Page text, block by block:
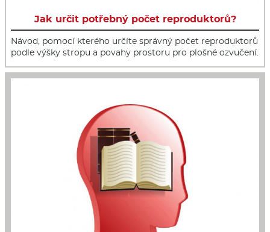
Jak určit potřebný počet reproduktorů?
Návod, pomocí kterého určíte správný počet reproduktorů
podle výšky stropu a povahy prostoru pro plošné ozvučení.